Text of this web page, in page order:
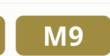
M9